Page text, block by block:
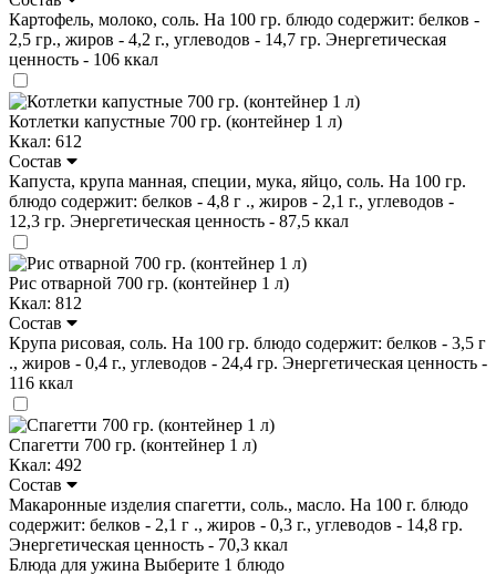
Картофель, молоко, соль. На 100 гр. блюдо содержит: белков -
2,5 гр., жиров - 4,2 г., углеводов - 14,7 гр. Энергетическая
ценность - 106 ккал
Котлетки капустные 700 гр. (контейнер 1 л)
Ккал: 612
Состав
Капуста, крупа манная, специи, мука, яйцо, соль. На 100 гр.
блюдо содержит: белков - 4,8 г ., жиров - 2,1 г., углеводов -
12,3 гр. Энергетическая ценность - 87,5 ккал
Рис отварной 700 гр. (контейнер 1 л)
Ккал: 812
Состав
Крупа рисовая, соль. На 100 гр. блюдо содержит: белков - 3,5 г
., жиров - 0,4 г., углеводов - 24,4 гр. Энергетическая ценность -
116 ккал
Спагетти 700 гр. (контейнер 1 л)
Ккал: 492
Состав
Макаронные изделия спагетти, соль., масло. На 100 г. блюдо
содержит: белков - 2,1 г ., жиров - 0,3 г., углеводов - 14,8 гр.
Энергетическая ценность - 70,3 ккал
Блюда для ужина Выберите 1 блюдо